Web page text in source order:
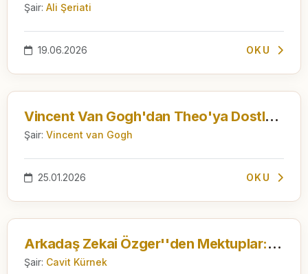
Şair: Ali Şeriati
19.06.2026 OKU
Vincent Van Gogh'dan Theo'ya Dostlukla Mektuplar
Şair: Vincent van Gogh
25.01.2026 OKU
Arkadaş Zekai Özger''den Mektuplar: "ama insanlardan umutsuzum, bıktım yıpranmaktan, eskimekten, yorgunum, şimdilerde dinlenmeliyim biraz
Şair: Cavit Kürnek